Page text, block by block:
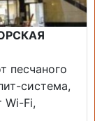
песчаного
система,
Wi-Fi,